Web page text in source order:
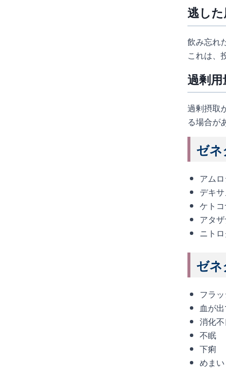
逃し
飲み忘れ
これは、
過剰用
過剰摂取
る場合が
ゼ
アム
デキ
ケト
アタ
ニト
ゼ
フラ
血が
消化不
不眠
下痢
めまい